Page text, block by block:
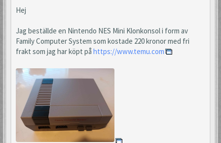
Hej
Jag beställde en Nintendo NES Mini Klonkonsol i form av
Family Computer System som kostade 220 kronor med fri
frakt som jag har köpt på https://www.temu.com